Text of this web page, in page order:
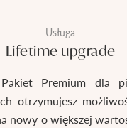
Usługa
Lifetime upgrade
Premium dla
otrzymujesz
nowy o większej